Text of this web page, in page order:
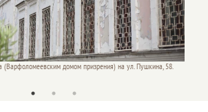
(Варфоломеевским домом призрения) на ул. Пушкина, 58.